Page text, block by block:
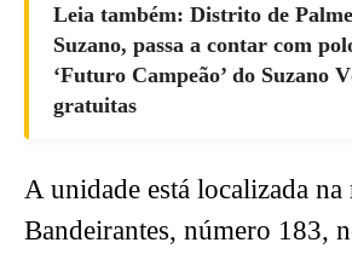
Leia também: Distrito de
Suzano, passa a contar com
‘Futuro Campeão’ do Suzano
gratuitas
A unidade está localizada na
Bandeirantes, número 183,